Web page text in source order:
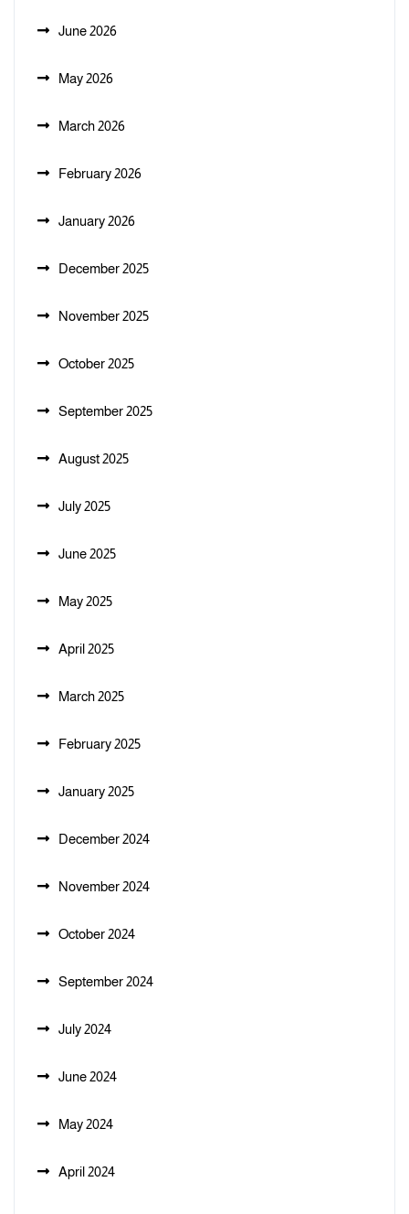
June 2026
May 2026
March 2026
February 2026
January 2026
December 2025
November 2025
October 2025
September 2025
August 2025
July 2025
June 2025
May 2025
April 2025
March 2025
February 2025
January 2025
December 2024
November 2024
October 2024
September 2024
July 2024
June 2024
May 2024
April 2024